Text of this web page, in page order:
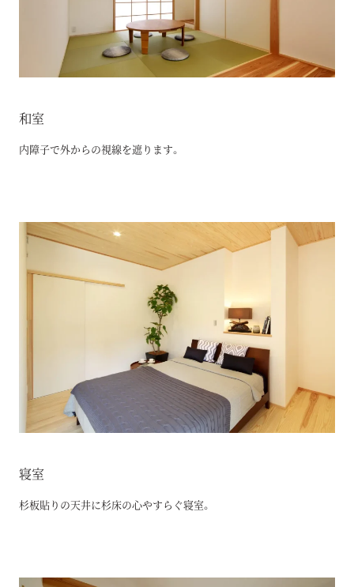
和室
内障子で外からの視線を遮ります。
寝室
杉板貼りの天井に杉床の心やすらぐ寝室。